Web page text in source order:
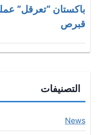
باكستان “تعرقل”
قبرص
التصنيفات
News